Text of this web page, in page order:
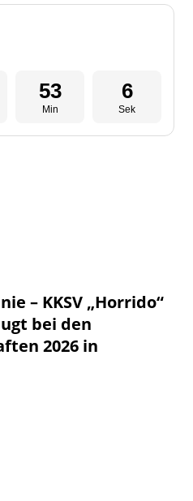
– KKSV „Horrido“
bei den
2026 in